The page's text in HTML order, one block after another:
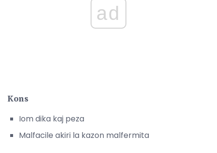
ad
Kons
Iom dika kaj peza
Malfacile akiri la kazon malfermita